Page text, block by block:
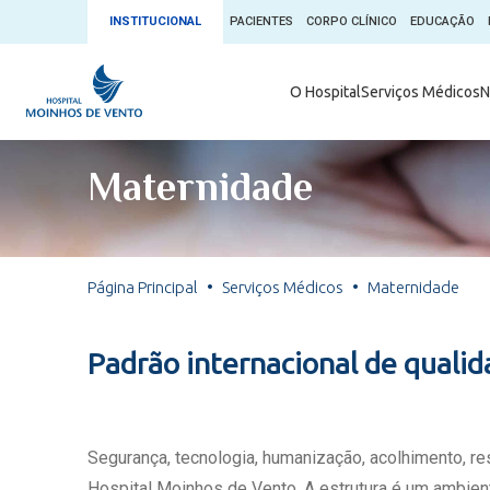
INSTITUCIONAL PACIENTES CORPO CLÍNICO EDUCAÇÃO
O HospitalServiços Médicos
Serviços Médicos
Núcleos e Especialidades
Exames
Fale com o Moinhos
Seu Médico
Ambulatório
Comitê de
Conheça
Blog Saúde
Convênios
Doação de
Escritório
Maternidade
Página Principal Serviços Médicos Maternidade
Padrão internacional de
Segurança, tecnologia, humanização, acolhimento,